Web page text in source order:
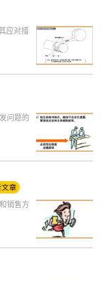
应对措
问题的
销售方